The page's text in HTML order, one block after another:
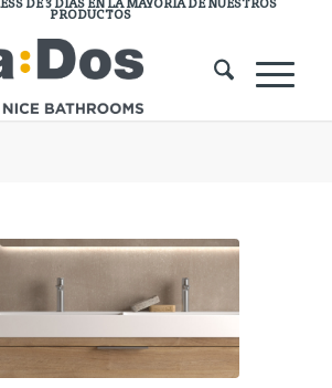
DE 3 DÍAS EN LA MAYORÍA DE NUESTROS
PRODUCTOS